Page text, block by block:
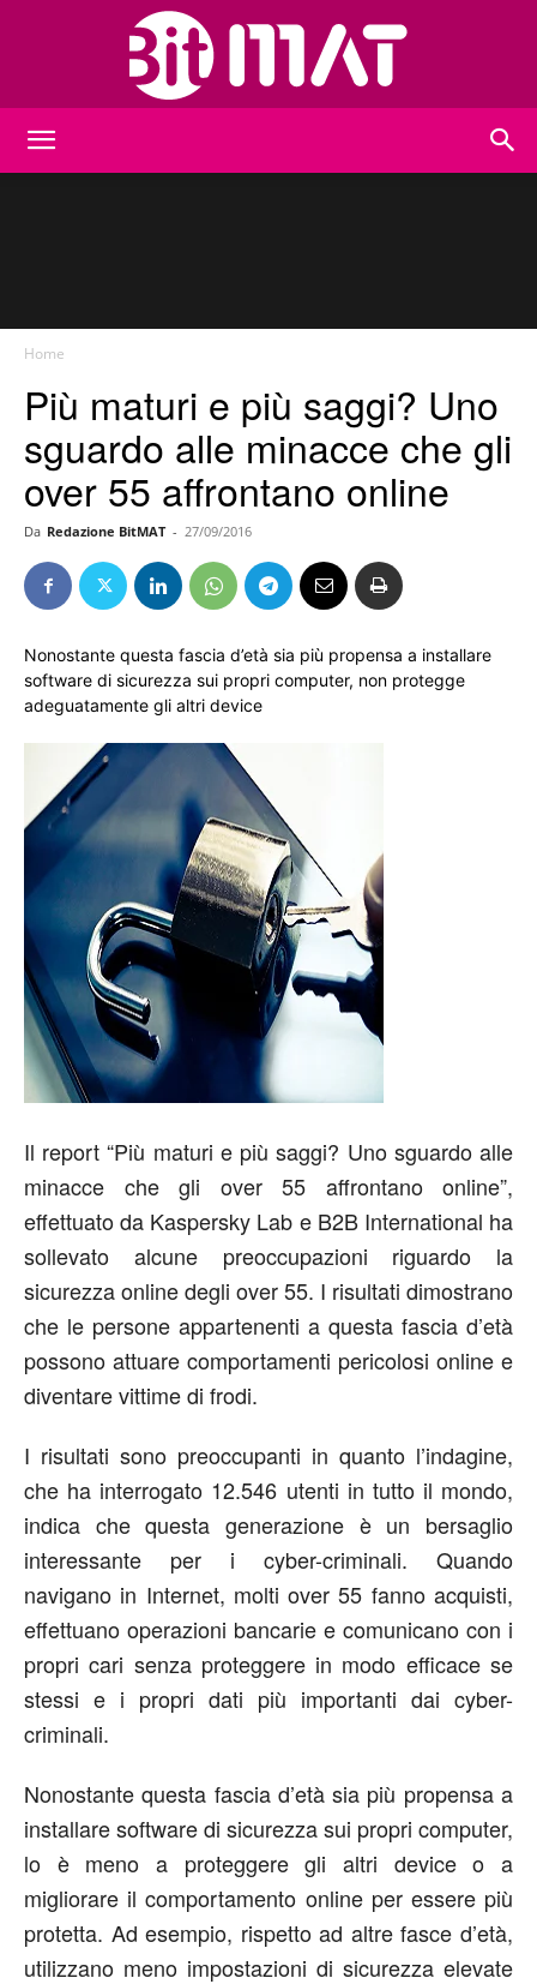
Home
Più maturi e più saggi? Uno
sguardo alle minacce che gli
over 55 affrontano online
Da Redazione BitMAT - 27/09/2016
Nonostante questa fascia d’età sia più propensa a installare
software di sicurezza sui propri computer, non protegge
adeguatamente gli altri device
Il report “Più maturi e più saggi? Uno sguardo alle
minacce che gli over 55 affrontano online”,
effettuato da Kaspersky Lab e B2B International ha
sollevato alcune preoccupazioni riguardo la
sicurezza online degli over 55. I risultati dimostrano
che le persone appartenenti a questa fascia d’età
possono attuare comportamenti pericolosi online e
diventare vittime di frodi.
I risultati sono preoccupanti in quanto l’indagine,
che ha interrogato 12.546 utenti in tutto il mondo,
indica che questa generazione è un bersaglio
interessante per i cyber-criminali. Quando
navigano in Internet, molti over 55 fanno acquisti,
effettuano operazioni bancarie e comunicano con i
propri cari senza proteggere in modo efficace se
stessi e i propri dati più importanti dai cyber-
criminali.
Nonostante questa fascia d’età sia più propensa a
installare software di sicurezza sui propri computer,
lo è meno a proteggere gli altri device o a
migliorare il comportamento online per essere più
protetta. Ad esempio, rispetto ad altre fasce d’età,
utilizzano meno impostazioni di sicurezza elevate